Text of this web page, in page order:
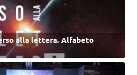
alla lettera. Alfabeto